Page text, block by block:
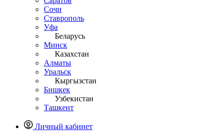
Сочи
Ставрополь
Уфа
Беларусь
Минск
Казахстан
Алматы
Уральск
Кыргызстан
Бишкек
Узбекистан
Ташкент
Личный кабинет